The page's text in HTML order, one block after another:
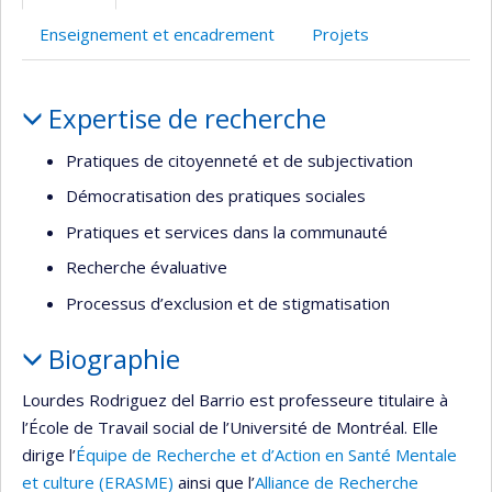
Enseignement et encadrement Projets
Expertise de recherche
Pratiques de citoyenneté et de subjectivation
Démocratisation des pratiques sociales
Pratiques et services dans la communauté
Recherche évaluative
Processus d’exclusion et de stigmatisation
Biographie
Lourdes Rodriguez del Barrio est professeure titulaire à
l’École de Travail social de l’Université de Montréal. Elle
dirige l’Équipe de Recherche et d’Action en Santé Mentale
et culture (ERASME) ainsi que l’Alliance de Recherche